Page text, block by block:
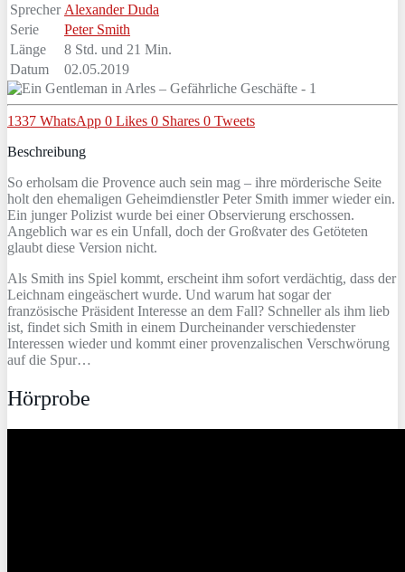
Sprecher Alexander Duda
Serie
Peter Smith
Länge
8 Std. und 21 Min.
Datum
02.05.2019
1337 WhatsApp 0 Likes 0 Shares 0 Tweets
Beschreibung
So erholsam die Provence auch sein mag – ihre mörderische Seite
holt den ehemaligen Geheimdienstler Peter Smith immer wieder ein.
Ein junger Polizist wurde bei einer Observierung erschossen.
Angeblich war es ein Unfall, doch der Großvater des Getöteten
glaubt diese Version nicht.
Als Smith ins Spiel kommt, erscheint ihm sofort verdächtig, dass der
Leichnam eingeäschert wurde. Und warum hat sogar der
französische Präsident Interesse an dem Fall? Schneller als ihm lieb
ist, findet sich Smith in einem Durcheinander verschiedenster
Interessen wieder und kommt einer provenzalischen Verschwörung
auf die Spur…
Hörprobe